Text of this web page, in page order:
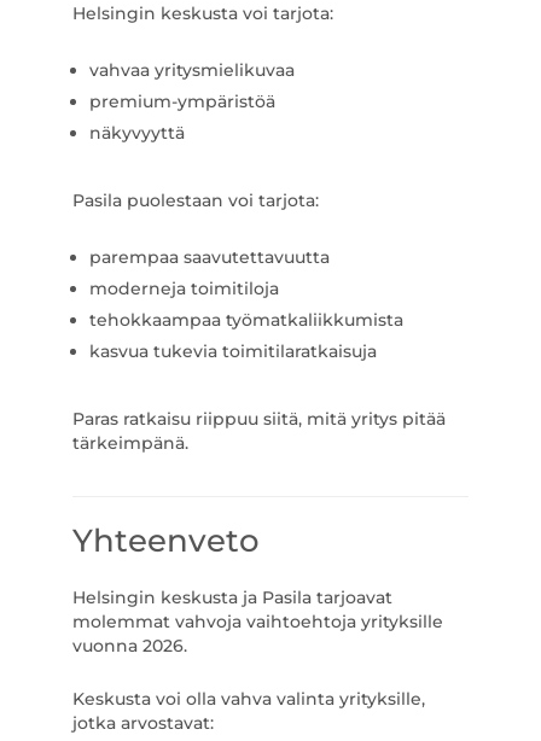
Helsingin keskusta voi tarjota:
vahvaa yritysmielikuvaa
premium-ympäristöä
näkyvyyttä
Pasila puolestaan voi tarjota:
parempaa saavutettavuutta
moderneja toimitiloja
tehokkaampaa työmatkaliikkumista
kasvua tukevia toimitilaratkaisuja
Paras ratkaisu riippuu siitä, mitä yritys pitää
tärkeimpänä.
Yhteenveto
Helsingin keskusta ja Pasila tarjoavat
molemmat vahvoja vaihtoehtoja yrityksille
vuonna 2026.
Keskusta voi olla vahva valinta yrityksille,
jotka arvostavat: